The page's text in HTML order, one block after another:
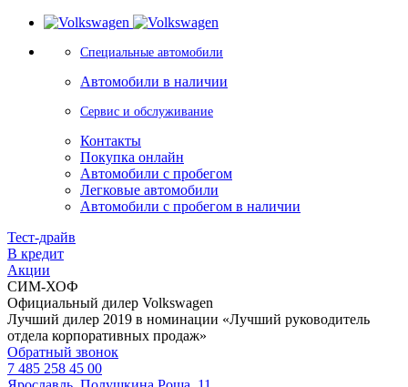
Специальные автомобили
Автомобили в наличии
Сервис и обслуживание
Контакты
Покупка онлайн
Автомобили с пробегом
Легковые автомобили
Автомобили с пробегом в наличии
Тест-драйв
В кредит
Акции
СИМ-ХОФ
Официальный дилер Volkswagen
Лучший дилер 2019 в номинации «Лучший руководитель
отдела корпоративных продаж»
Обратный звонок
7 485 258 45 00